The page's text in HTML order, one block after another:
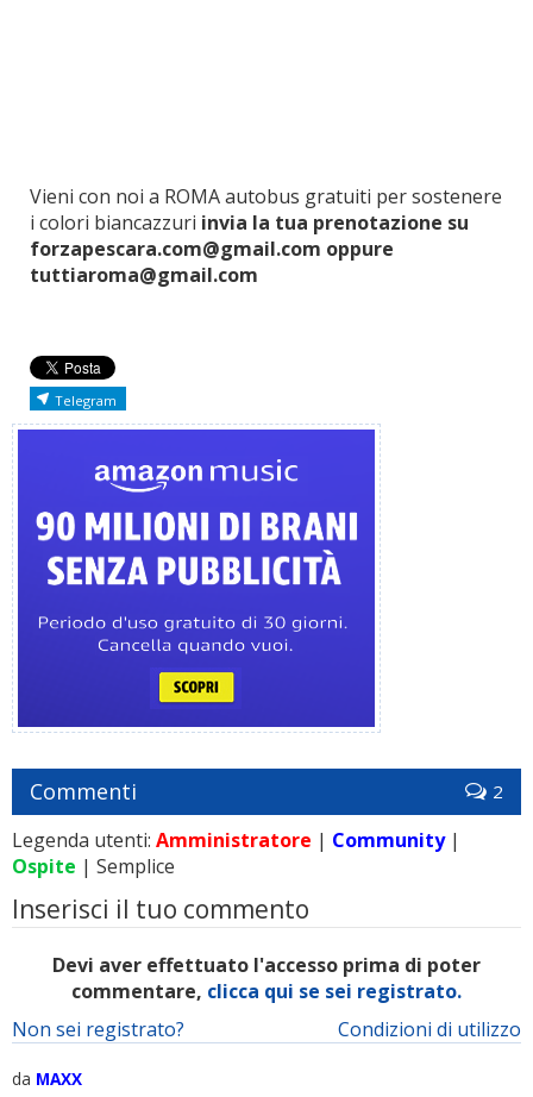
Vieni con noi a ROMA autobus gratuiti per sostenere
i colori biancazzuri invia la tua prenotazione su
forzapescara.com@gmail.com oppure
tuttiaroma@gmail.com
Telegram
Commenti 2
Legenda utenti: Amministratore | Community|
Ospite | Semplice
Inserisci il tuo commento
Devi aver effettuato l'accesso prima di poter
commentare, clicca qui se sei registrato.
Condizioni di utilizzo
Non sei registrato?
da MAXX